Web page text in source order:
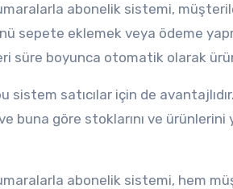
abonelik sistemi,
sepete eklemek veya ödeme
süre boyunca otomatik olarak
sistem satıcılar için de
buna göre stoklarını ve
abonelik sistemi, hem